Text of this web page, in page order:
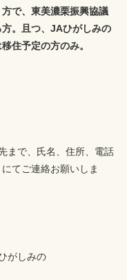
で、東美濃栗振興協議
。且つ、JAひがしみの
住予定の方のみ。
で、氏名、住所、電話
てご連絡お願いしま
がしみの